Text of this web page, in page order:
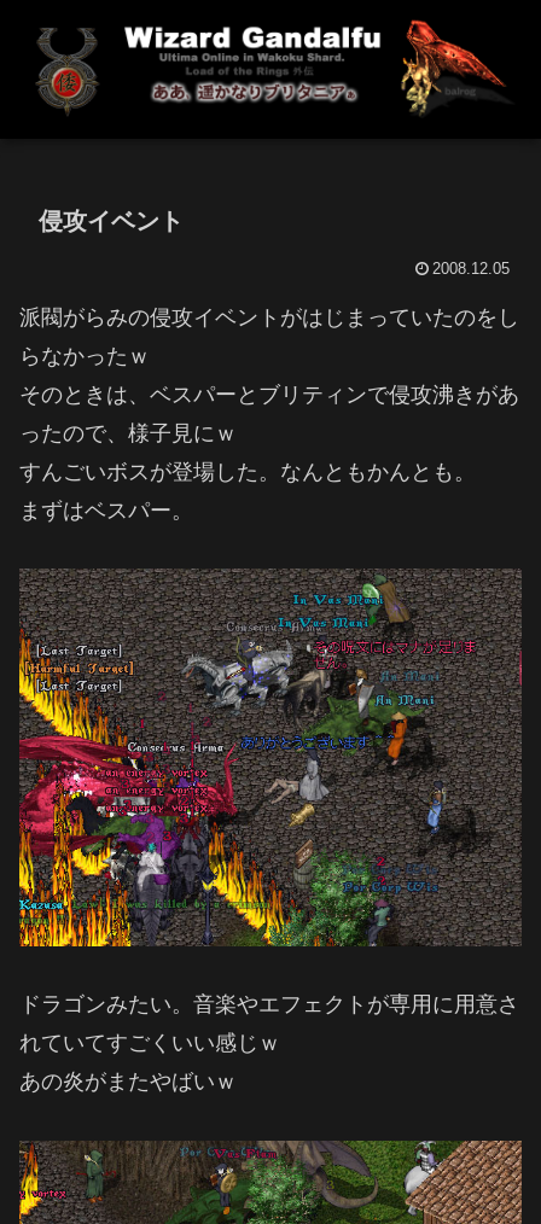
侵攻イベント
2008.12.05
派閥がらみの侵攻イベントがはじまっていたのをし
らなかったｗ
そのときは、ベスパーとブリティンで侵攻沸きがあ
ったので、様子見にｗ
すんごいボスが登場した。なんともかんとも。
まずはベスパー。
ドラゴンみたい。音楽やエフェクトが専用に用意さ
れていてすごくいい感じｗ
あの炎がまたやばいｗ